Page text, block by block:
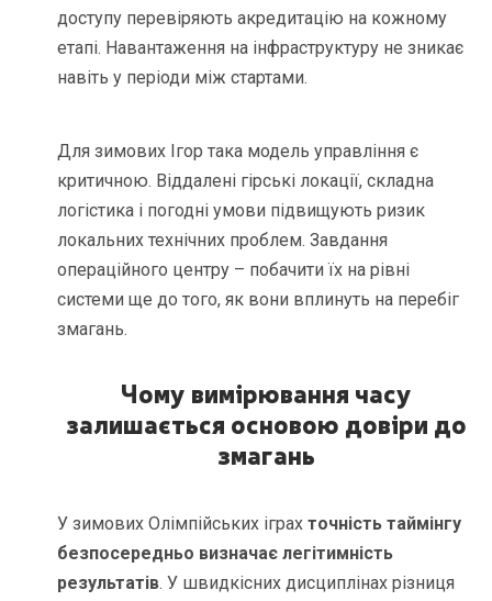
доступу перевіряють акредитацію на кожному
етапі. Навантаження на інфраструктуру не зникає
навіть у періоди між стартами.
Для зимових Ігор така модель управління є
критичною. Віддалені гірські локації, складна
логістика і погодні умови підвищують ризик
локальних технічних проблем. Завдання
операційного центру – побачити їх на рівні
системи ще до того, як вони вплинуть на перебіг
змагань.
Чому вимірювання часу
залишається основою довіри до
змагань
У зимових Олімпійських іграхточність таймінгу
безпосередньо визначає легітимність
результатів. У швидкісних дисциплінах різниця